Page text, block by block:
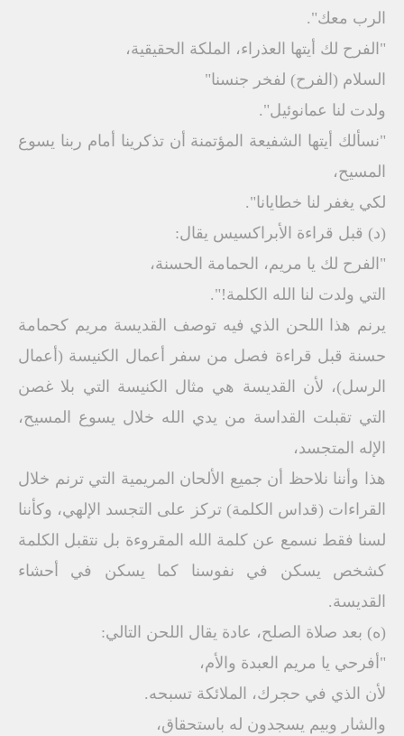
الرب معك".
"الفرح لك أيتها العذراء، الملكة الحقيقية،
السلام (الفرح) لفخر جنسنا"
ولدت لنا عمانوئيل".
"نسألك أيتها الشفيعة المؤتمنة أن تذكرينا أمام ربنا يسوع
المسيح،
لكي يغفر لنا خطايانا".
(د) قبل قراءة الأبراكسيس يقال:
"الفرح لك يا مريم، الحمامة الحسنة،
التي ولدت لنا الله الكلمة!".
يرنم هذا اللحن الذي فيه توصف القديسة مريم كحمامة
حسنة قبل قراءة فصل من سفر أعمال الكنيسة (أعمال
الرسل)، لأن القديسة هي مثال الكنيسة التي بلا غصن
التي تقبلت القداسة من يدي الله خلال يسوع المسيح،
الإله المتجسد،
هذا وأننا نلاحظ أن جميع الألحان المريمية التي ترنم خلال
القراءات (قداس الكلمة) تركز على التجسد الإلهي، وكأننا
لسنا فقط نسمع عن كلمة الله المقروءة بل نتقبل الكلمة
كشخص يسكن في نفوسنا كما يسكن في أحشاء
القديسة.
(ه) بعد صلاة الصلح، عادة يقال اللحن التالي:
"أفرحي يا مريم العبدة والأم،
لأن الذي في حجرك، الملائكة تسبحه.
والشار وبيم يسجدون له باستحقاق،